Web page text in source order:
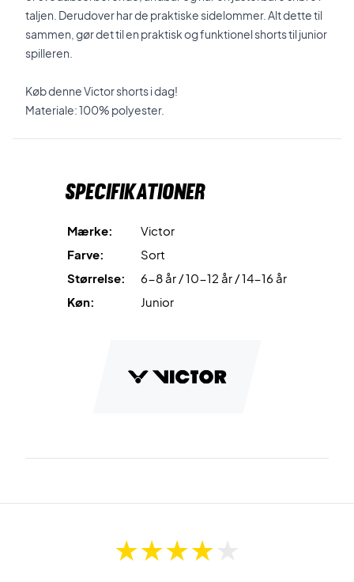
taljen. Derudover har de praktiske sidelommer. Alt dette til
sammen, gør det til en praktisk og funktionel shorts til junior
spilleren.
Køb denne Victor shorts i dag!
Materiale: 100% polyester.
Specifikationer
Mærke:
Victor
Farve:
Sort
Størrelse:
6-8 år / 10-12 år / 14-16 år
Køn:
Junior